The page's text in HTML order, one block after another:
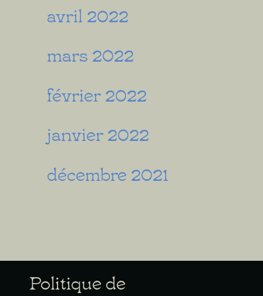
avril 2022
mars 2022
février 2022
janvier 2022
décembre 2021
Politique de